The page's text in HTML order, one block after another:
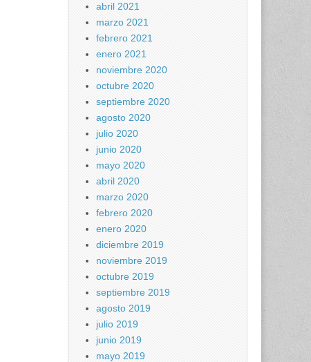
abril 2021
marzo 2021
febrero 2021
enero 2021
noviembre 2020
octubre 2020
septiembre 2020
agosto 2020
julio 2020
junio 2020
mayo 2020
abril 2020
marzo 2020
febrero 2020
enero 2020
diciembre 2019
noviembre 2019
octubre 2019
septiembre 2019
agosto 2019
julio 2019
junio 2019
mayo 2019